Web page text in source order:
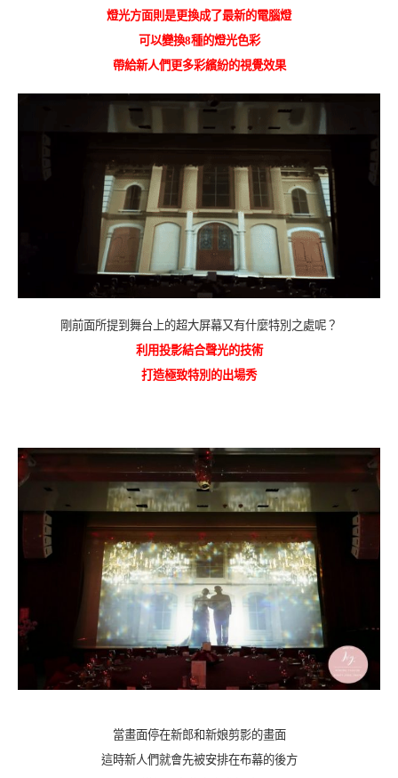
燈光方面則是更換成了最新的電腦燈
可以變換8種的燈光色彩
帶給新人們更多彩繽紛的視覺效果
剛前面所提到舞台上的超大屏幕又有什麼特別之處呢？
利用投影結合聲光的技術
打造極致特別的出場秀
當畫面停在新郎和新娘剪影的畫面
這時新人們就會先被安排在布幕的後方